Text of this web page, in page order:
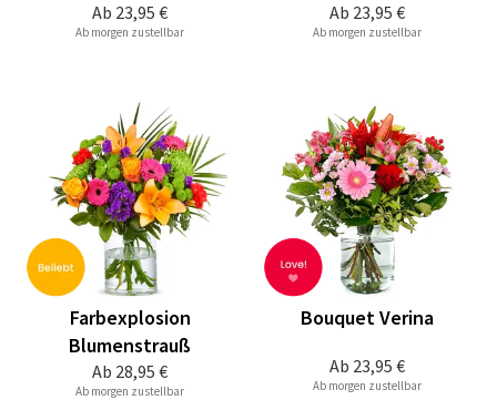
Ab 23,95 €
Ab morgen zustellbar
Ab 23,95 €
Ab morgen zustellbar
Ab 28,95 €
Farbexplosion
Blumenstrauß
Ab morgen zustellbar
Ab 23,95 €
Bouquet Verina
Ab morgen zustellbar